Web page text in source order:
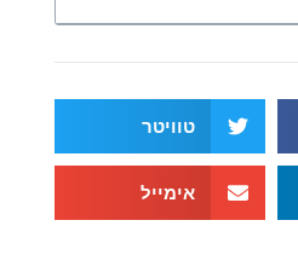
טוויטר
אימייל